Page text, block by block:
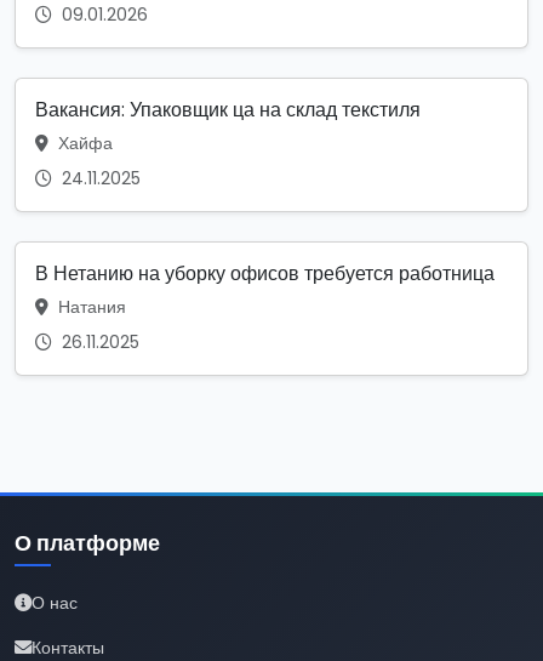
09.01.2026
Вакансия: Упаковщик ца на склад текстиля
Хайфа
24.11.2025
В Нетанию на уборку офисов требуется работница
Натания
26.11.2025
О платформе
О нас
Контакты